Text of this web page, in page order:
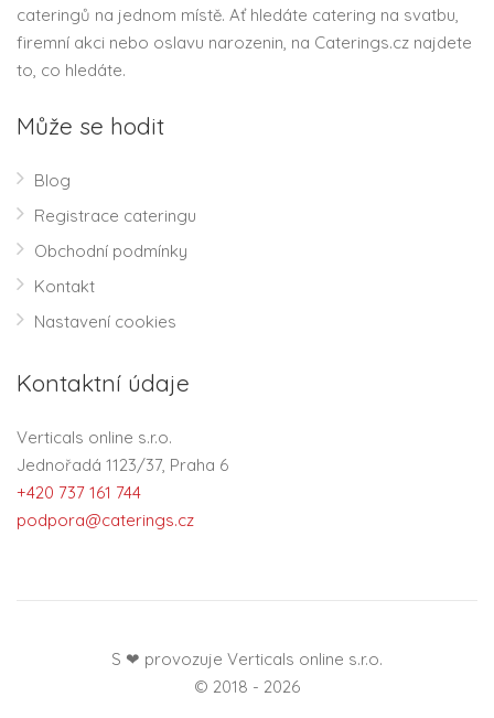
cateringů na jednom místě. Ať hledáte catering na svatbu,
firemní akci nebo oslavu narozenin, na Caterings.cz najdete
to, co hledáte.
Může se hodit
Blog
Registrace cateringu
Obchodní podmínky
Kontakt
Nastavení cookies
Kontaktní údaje
Verticals online s.r.o.
Jednořadá 1123/37, Praha 6
+420 737 161 744
podpora@caterings.cz
S ❤ provozuje Verticals online s.r.o.
© 2018 - 2026